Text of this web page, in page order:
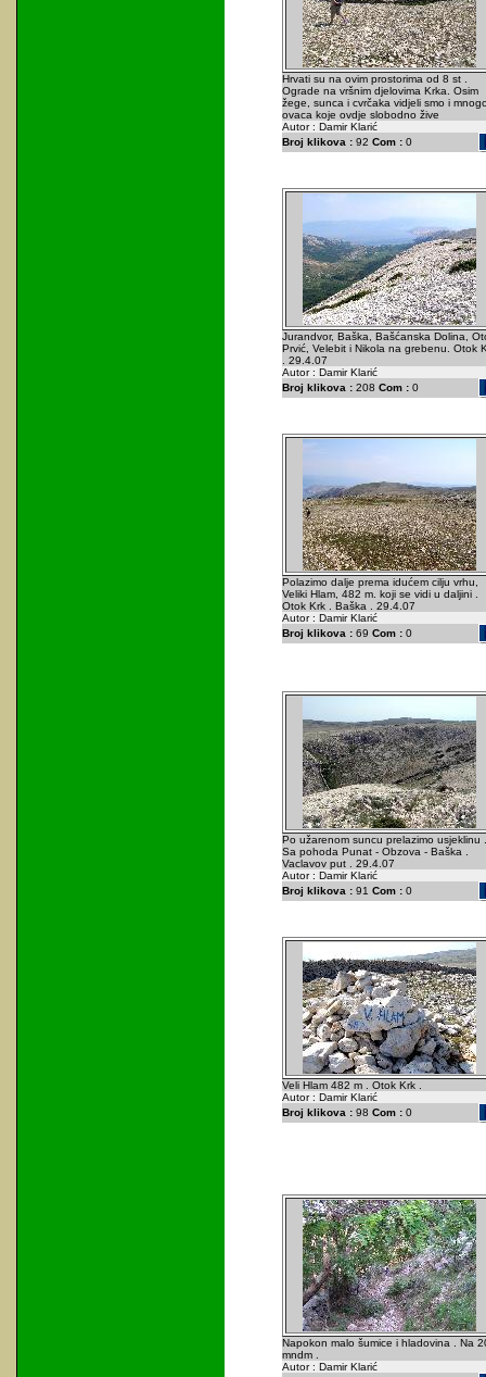
Hrvati su na ovim prostorima od 8 st .
Ograde na vršnim djelovima Krka. Osim
žege, sunca i cvrčaka vidjeli smo i
ovaca koje ovdje slobodno žive
Autor : Damir Klarić
Broj klikova :92 Com :0
Jurandvor, Baška, Bašćanska Dolina,
Prvić, Velebit i Nikola na grebenu. Otok
. 29.4.07
Autor : Damir Klarić
Broj klikova :208 Com :0
Polazimo dalje prema idućem cilju vrhu,
Veliki Hlam, 482 m. koji se vidi u daljini .
Otok Krk . Baška . 29.4.07
Autor : Damir Klarić
Broj klikova :69 Com :0
Po užarenom suncu prelazimo usjeklinu .
Sa pohoda Punat - Obzova - Baška .
Vaclavov put . 29.4.07
Autor : Damir Klarić
Broj klikova :91 Com :0
Veli Hlam 482 m . Otok Krk .
Autor : Damir Klarić
Broj klikova :98 Com :0
Napokon malo šumice i hladovina . Na
mndm .
Autor : Damir Klarić